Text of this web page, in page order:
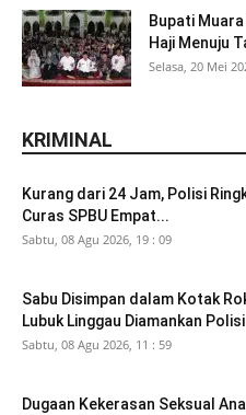
Bupati
Haji Menuju
Selasa, 20 Mei
KRIMINAL
Kurang dari 24 Jam, Polisi
Curas SPBU Empat...
Sabtu, 08 Agu 2026, 19 : 09
Sabu Disimpan dalam Kotak
Lubuk Linggau Diamankan Polisi
Sabtu, 08 Agu 2026, 11 : 59
Dugaan Kekerasan Seksual